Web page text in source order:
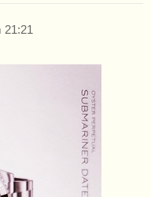
21:21